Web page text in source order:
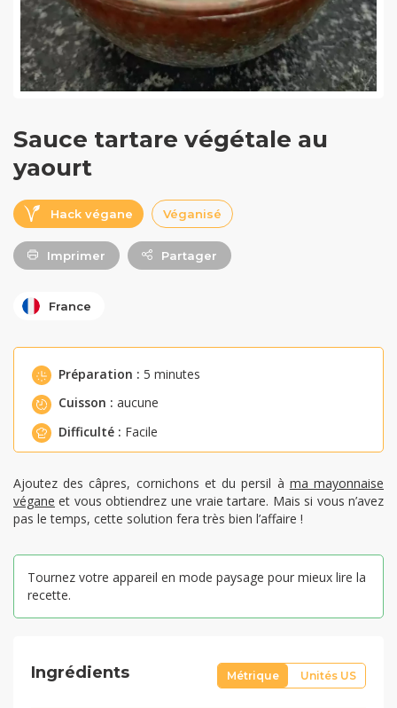
Sauce tartare végétale au
yaourt
Hack végane Véganisé
Imprimer Partager
France
Préparation : 5 minutes
Cuisson : aucune
Difficulté : Facile
Ajoutez des câpres, cornichons et du persil à ma mayonnaise
végane et vous obtiendrez une vraie tartare. Mais si vous n’avez
pas le temps, cette solution fera très bien l’affaire !
Tournez votre appareil en mode paysage pour mieux lire la
recette.
Ingrédients Métrique Unités US